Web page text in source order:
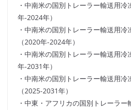
・中南米の国別トレーラー輸送用
年-2024年）
・中南米の国別トレーラー輸送用冷
（2020年-2024年）
・中南米の国別トレーラー輸送用
年-2031年）
・中南米の国別トレーラー輸送用
（2025-2031年）
・中東・アフリカの国別トレーラー